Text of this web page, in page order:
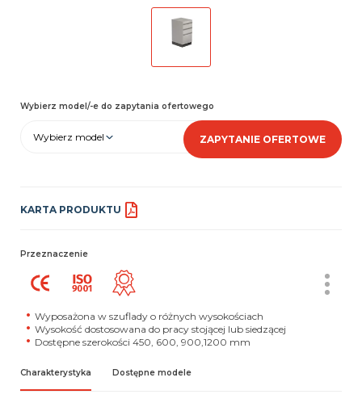
Wybierz model/-e do zapytania ofertowego
Wybierz model ZAPYTANIE OFERTOWE
KARTA PRODUKTU
Przeznaczenie
Wyposażona w szuflady o różnych wysokościach
Wysokość dostosowana do pracy stojącej lub siedzącej
Dostępne szerokości 450, 600, 900,1200 mm
Charakterystyka Dostępne modele